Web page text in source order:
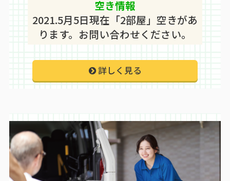
空き情報
2021.5月5日現在「2部屋」空きがあ
ります。お問い合わせください。
詳しく見る